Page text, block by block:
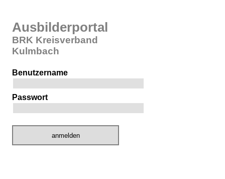
Ausbilderportal
BRK Kreisverband
Kulmbach
Benutzername
Passwort